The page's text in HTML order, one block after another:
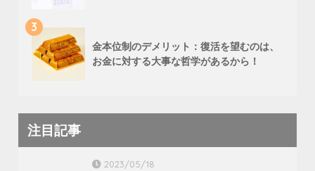
3
金本位制のデメリット：復活を望むのは、
お金に対する大事な哲学があるから！
注目記事
2023/05/18